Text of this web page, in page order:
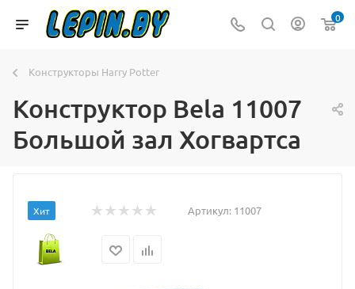
0
Конструкторы Harry Potter
Конструктор Bela 11007
Большой зал Хогвартса
Хит Артикул: 11007